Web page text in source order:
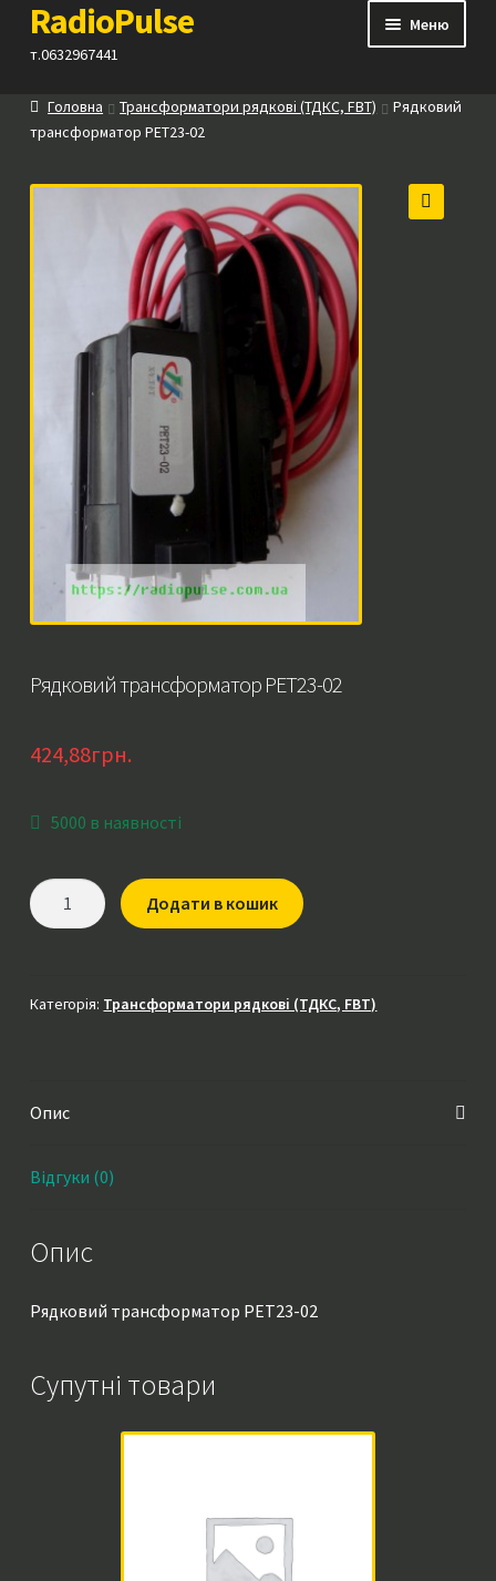
Перейти
до
Перейти
до
RadioPulse
т.0632967441
Меню
Каталог
Контакти
Прайс
Посилання
Головна Трансформатори рядкові (ТДКС, FBT)
Рядковий
трансформатор PET23-02
Рядковий трансформатор PET23-02
424,88грн.
5000 в наявності
Рядковий
трансформатор
кількість
Додати в кошик
Категорія: Трансформатори рядкові (ТДКС, FBT)
Опис
Відгуки (0)
Опис
Рядковий трансформатор PET23-02
Супутні товари